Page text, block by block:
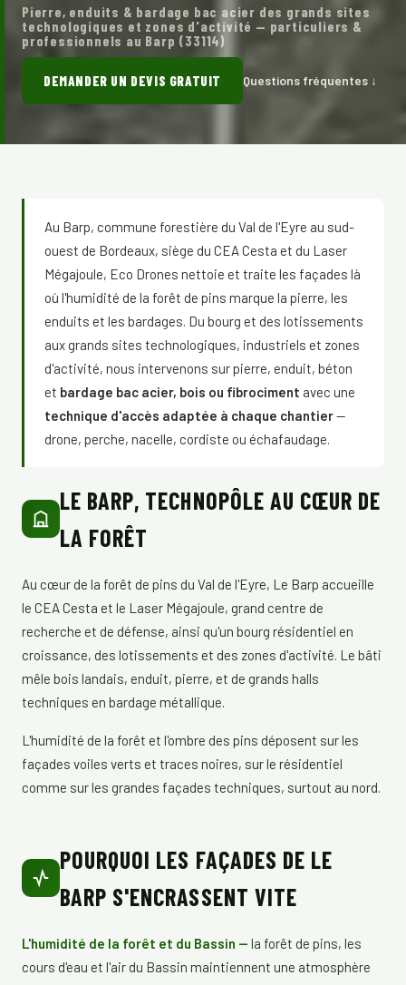
Pierre, enduits & bardage bac acier des grands sites
technologiques et zones d'activité — particuliers &
professionnels au Barp (33114)
DEMANDER UN DEVIS GRATUIT Questions fréquentes ↓
Au Barp, commune forestière du Val de l'Eyre au sud-
ouest de Bordeaux, siège du CEA Cesta et du Laser
Mégajoule, Eco Drones nettoie et traite les façades là
où l'humidité de la forêt de pins marque la pierre, les
enduits et les bardages. Du bourg et des lotissements
aux grands sites technologiques, industriels et zones
d'activité, nous intervenons sur pierre, enduit, béton
et bardage bac acier, bois ou fibrociment avec une
technique d'accès adaptée à chaque chantier—
drone, perche, nacelle, cordiste ou échafaudage.
LE BARP, TECHNOPÔLE AU CŒUR DE
LA FORÊT
Au cœur de la forêt de pins du Val de l'Eyre, Le Barp accueille
le CEA Cesta et le Laser Mégajoule, grand centre de
recherche et de défense, ainsi qu'un bourg résidentiel en
croissance, des lotissements et des zones d'activité. Le bâti
mêle bois landais, enduit, pierre, et de grands halls
techniques en bardage métallique.
L'humidité de la forêt et l'ombre des pins déposent sur les
façades voiles verts et traces noires, sur le résidentiel
comme sur les grandes façades techniques, surtout au nord.
POURQUOI LES FAÇADES DE LE
BARP S'ENCRASSENT VITE
L'humidité de la forêt et du Bassin — la forêt de pins, les
cours d'eau et l'air du Bassin maintiennent une atmosphère